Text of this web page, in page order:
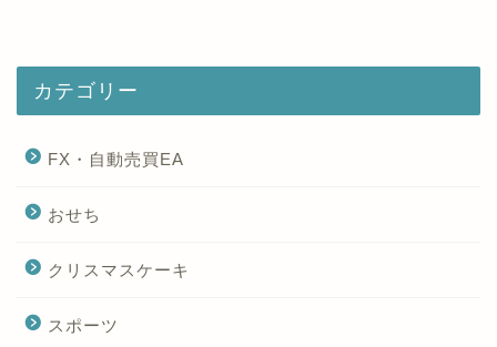
カテゴリー
FX・自動売買EA
おせち
クリスマスケーキ
スポーツ